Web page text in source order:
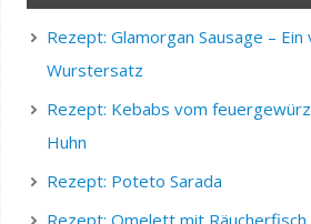
Rezept: Glamorgan Sausage –
Wurstersatz
Rezept: Kebabs vom
Huhn
Rezept: Poteto Sarada
Rezept: Omelett mit Räucherfisch